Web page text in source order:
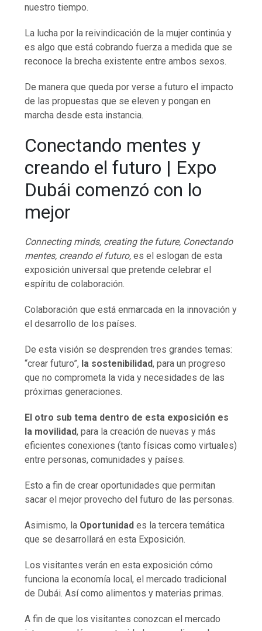
nuestro tiempo.
La lucha por la reivindicación de la mujer continúa y
es algo que está cobrando fuerza a medida que se
reconoce la brecha existente entre ambos sexos.
De manera que queda por verse a futuro el impacto
de las propuestas que se eleven y pongan en
marcha desde esta instancia.
Conectando mentes y
creando el futuro | Expo
Dubái comenzó con lo
mejor
Connecting minds, creating the future, Conectando
mentes, creando el futuro,es el eslogan de esta
exposición universal que pretende celebrar el
espíritu de colaboración.
Colaboración que está enmarcada en la innovación y
el desarrollo de los países.
De esta visión se desprenden tres grandes temas:
“crear futuro”, la sostenibilidad, para un progreso
que no comprometa la vida y necesidades de las
próximas generaciones.
El otro sub tema dentro de esta exposición es
la movilidad, para la creación de nuevas y más
eficientes conexiones (tanto físicas como virtuales)
entre personas, comunidades y países.
Esto a fin de crear oportunidades que permitan
sacar el mejor provecho del futuro de las personas.
Asimismo, la Oportunidad es la tercera temática
que se desarrollará en esta Exposición.
Los visitantes verán en esta exposición cómo
funciona la economía local, el mercado tradicional
de Dubái. Así como alimentos y materias primas.
A fin de que los visitantes conozcan el mercado